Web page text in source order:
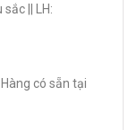
|| LH:
có sẵn tại